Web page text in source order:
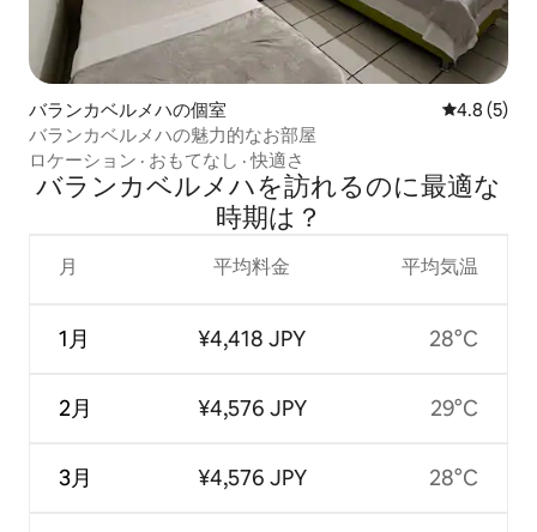
バランカベルメハの個室 レビュー5
4.8 (5)
バランカベルメハの魅力的なお部屋
ロケーション · おもてなし ·快適さ
バランカベルメハを訪⁠れ⁠るの⁠に最⁠適⁠な
時⁠期⁠は⁠？
月
1月
2月
3月
平均料金
¥4,418 JPY
¥4,576 JPY
¥4,576 JPY
平均気温
28°C
29°C
28°C